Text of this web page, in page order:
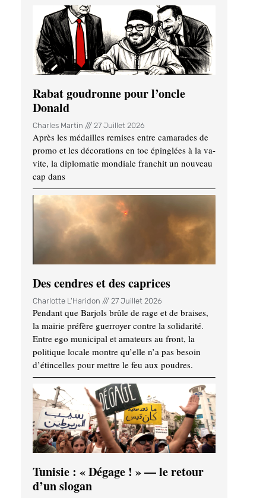
Rabat goudronne pour l’oncle
Donald
Charles Martin 27 Juillet 2026
Après les médailles remises entre camarades de
promo et les décorations en toc épinglées à la va-
vite, la diplomatie mondiale franchit un nouveau
cap dans
Des cendres et des caprices
Charlotte L'Haridon 27 Juillet 2026
Pendant que Barjols brûle de rage et de braises,
la mairie préfère guerroyer contre la solidarité.
Entre ego municipal et amateurs au front, la
politique locale montre qu’elle n’a pas besoin
d’étincelles pour mettre le feu aux poudres.
Tunisie : « Dégage ! » — le retour
d’un slogan